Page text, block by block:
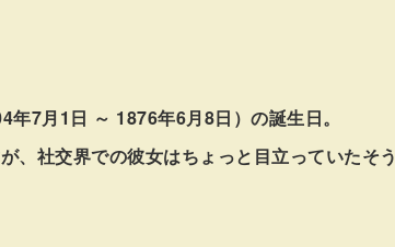
7月1日 ～ 1876年6月8日）の誕生日。
、社交界での彼女はちょっと目立っていたそう